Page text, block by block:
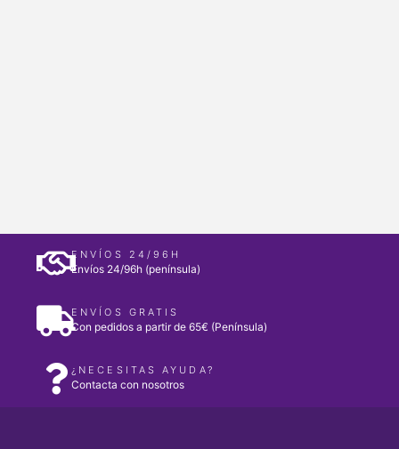
ENVÍOS 24/96H
Envíos 24/96h (península)
ENVÍOS GRATIS
Con pedidos a partir de 65€ (Península)
¿NECESITAS AYUDA?
Contacta con nosotros